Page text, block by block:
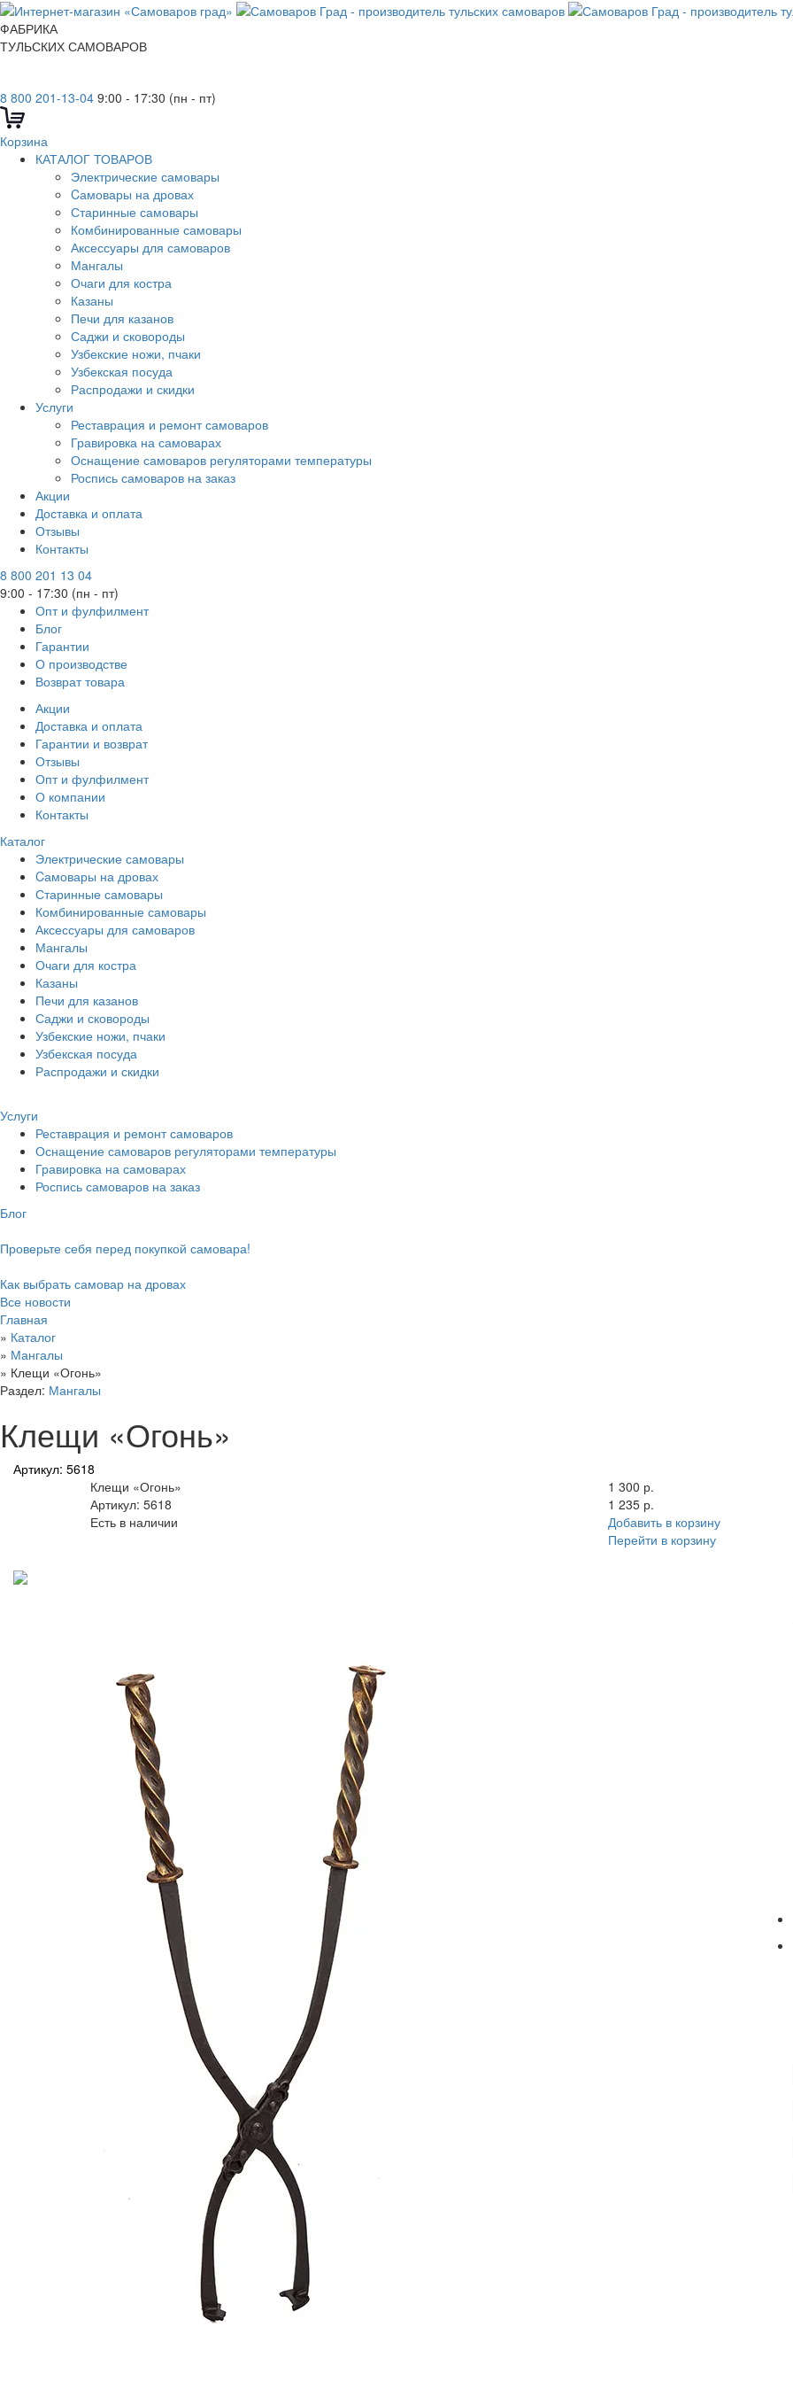
ФАБРИКА
ТУЛЬСКИХ САМОВАРОВ
8 800 201-13-04 9:00 - 17:30 (пн - пт)
Корзина
КАТАЛОГ ТОВАРОВ
Электрические самовары
Cамовары на дровах
Старинные самовары
Комбинированные самовары
Аксессуары для самоваров
Мангалы
Очаги для костра
Казаны
Печи для казанов
Саджи и сковороды
Узбекские ножи, пчаки
Узбекская посуда
Распродажи и скидки
Услуги
Реставрация и ремонт самоваров
Гравировка на самоварах
Оснащение самоваров регуляторами температуры
Роспись самоваров на заказ
Акции
Доставка и оплата
Отзывы
Контакты
8 800 201 13 04
9:00 - 17:30 (пн - пт)
Опт и фулфилмент
Блог
Гарантии
О производстве
Возврат товара
Акции
Доставка и оплата
Гарантии и возврат
Отзывы
Опт и фулфилмент
О компании
Контакты
Каталог
Электрические самовары
Cамовары на дровах
Старинные самовары
Комбинированные самовары
Аксессуары для самоваров
Мангалы
Очаги для костра
Казаны
Печи для казанов
Саджи и сковороды
Узбекские ножи, пчаки
Узбекская посуда
Распродажи и скидки
Услуги
Реставрация и ремонт самоваров
Оснащение самоваров регуляторами температуры
Гравировка на самоварах
Роспись самоваров на заказ
Блог
Проверьте себя перед покупкой самовара!
Как выбрать самовар на дровах
Все новости
Главная
» Каталог
» Мангалы
» Клещи «Огонь»
Раздел: Мангалы
Клещи «Огонь»
Артикул: 5618
Клещи «Огонь»
Артикул: 5618
Есть в наличии
1 300 р.
1 235 р.
Добавить в корзину
Перейти в корзину